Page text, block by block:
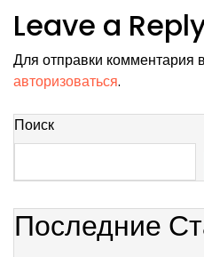
Leave a
Для отправки комментария
авторизоваться.
Поиск
Последние